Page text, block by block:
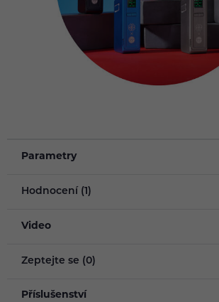
Parametry
Hodnocení (1)
Video
Zeptejte se (0)
Příslušenství